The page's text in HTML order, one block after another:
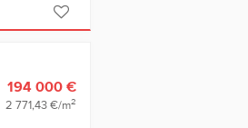
194 000 €
2 771,43 €/m2